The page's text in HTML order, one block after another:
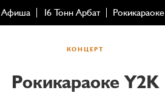
Афиша 16 Тонн Арбат Рокикараоке
КОНЦЕРТ
Рокикараоке Y2K